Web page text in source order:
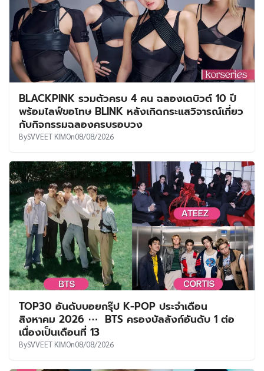
BLACKPINK รวมตัวครบ 4 คน ฉลองเดบิวต์ 10 ปี
พร้อมไลฟ์ขอโทษ BLINK หลังเกิดกระแสวิจารณ์เกี่ยว
กับกิจกรรมฉลองครบรอบวง
BySVVEET KIMOn08/08/2026
TOP30 อันดับบอยกรุ๊ป K-POP ประจำเดือน
สิงหาคม 2026 ⋯ BTS ครองบัลลังก์อันดับ 1 ต่อ
เนื่องเป็นเดือนที่ 13
BySVVEET KIMOn08/08/2026